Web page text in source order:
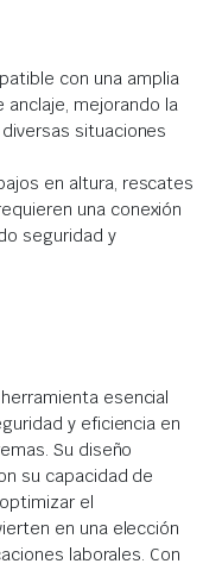
con una amplia
mejorando la
situaciones
en altura, rescates
una conexión
seguridad y
esencial
y eficiencia en
Su diseño
su capacidad de
el
en una elección
laborales. Con